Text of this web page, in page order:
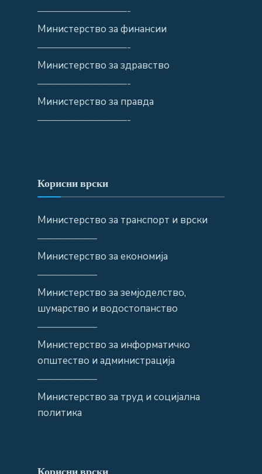
—————————-
Министерство за финансии
—————————-
Министерство за здравство
—————————-
Министерство за правда
—————————-
Корисни врски
Министерство за транспорт и врски
——————
Министерство за економија
——————
Министерство за земјоделство,
шумарство и водостопанство
——————
Министерство за информатичко
општество и администрација
——————
Министерство за труд и социјална
политика